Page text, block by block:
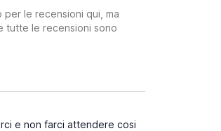
le recensioni qui, ma
tutte le recensioni sono
e non farci attendere cosi